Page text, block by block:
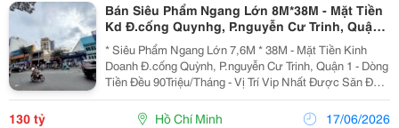
Bán Siêu Phẩm Ngang Lớn 8M*38M - Mặt Tiền
Kd Đ.cống Quynhg, P.nguyễn Cư Trinh, Quận
1 - Hdt 90/Th - Vị Trí Vip Nhất Ngay Bộ Công
An, Bệnh Viện Từ Dũ
* Siêu Phẩm Ngang Lớn 7,6M * 38M - Mặt Tiền Kinh
Doanh Đ.cống Quỳnh, P.nguyễn Cư Trinh, Quận 1 - Dòng
Tiền Đều 90Triệu/Tháng - Vị Trí Vip Nhất Được Săn Đón
- Diện Tích: 271M2. - Kết Cấu: Cấp 4 - Phù Hợp Chủ Mới
Về Xây Theo Công Năng Hoạt Động - Khu...
130 tỷ Hồ Chí Minh 17/06/2026